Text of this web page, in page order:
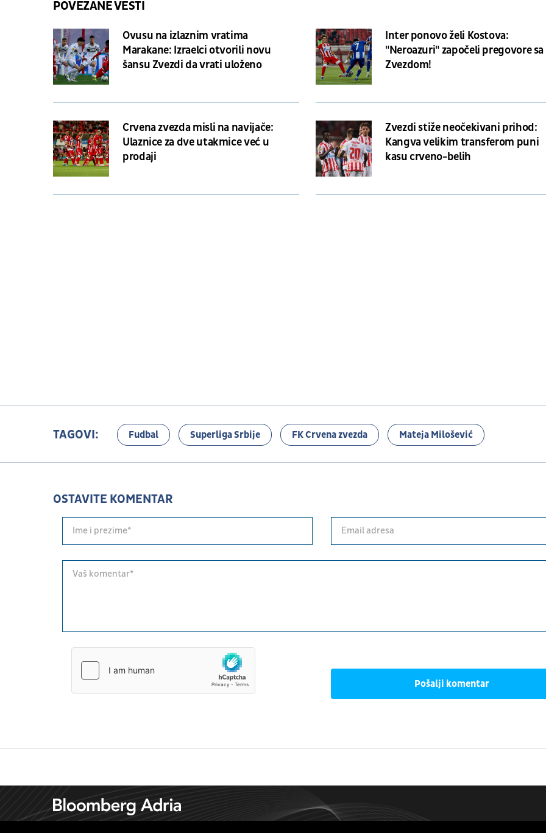
POVEZANE VESTI
Ovusu na izlaznim vratima
Marakane: Izraelci otvorili novu
šansu Zvezdi da vrati uloženo
Inter ponovo želi Kostova:
"Neroazuri" započeli pregovore sa
Zvezdom!
Crvena zvezda misli na navijače:
Ulaznice za dve utakmice već u
prodaji
Zvezdi stiže neočekivani prihod:
Kangva velikim transferom puni
kasu crveno-belih
TAGOVI: Fudbal Superliga Srbije FK Crvena zvezda Mateja Milošević
OSTAVITE KOMENTAR
Pošalji komentar